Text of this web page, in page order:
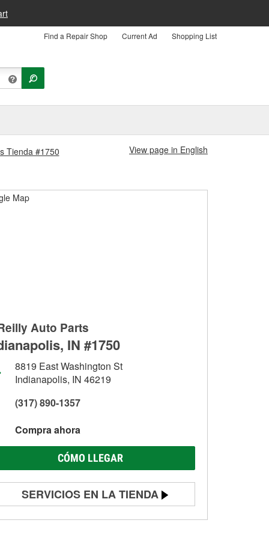
Find a Repair Shop Current Ad Shopping List
Tienda #1750
View page in English
Auto Parts
IN #1750
8819 East Washington St
Indianapolis, IN 46219
(317) 890-1357
Compra ahora
CÓMO LLEGAR
SERVICIOS EN LA TIENDA
Prueba de batería